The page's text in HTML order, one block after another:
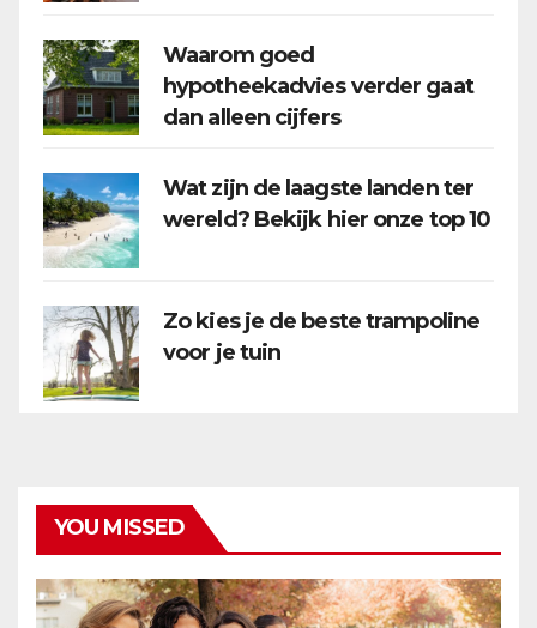
Waarom goed
hypotheekadvies verder gaat
dan alleen cijfers
Wat zijn de laagste landen ter
wereld? Bekijk hier onze top 10
Zo kies je de beste trampoline
voor je tuin
YOU MISSED